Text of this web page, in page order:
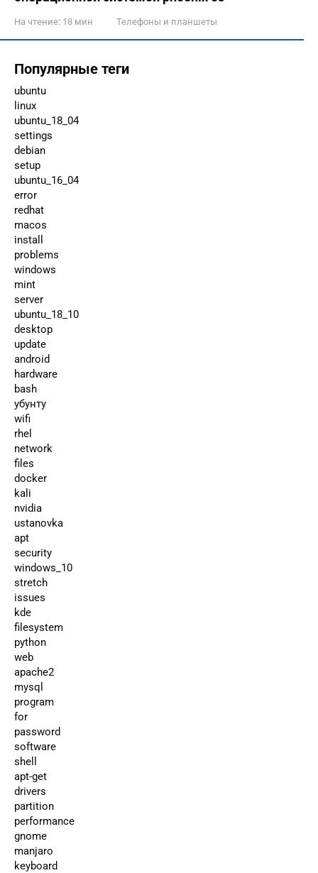
На чтение: 18 мин Телефоны и планшеты
Популярные теги
ubuntu
linux
ubuntu_18_04
settings
debian
setup
ubuntu_16_04
error
redhat
macos
install
problems
windows
mint
server
ubuntu_18_10
desktop
update
android
hardware
bash
убунту
wifi
rhel
network
files
docker
kali
nvidia
ustanovka
apt
security
windows_10
stretch
issues
kde
filesystem
python
web
apache2
mysql
program
for
password
software
shell
apt-get
drivers
partition
performance
gnome
manjaro
keyboard